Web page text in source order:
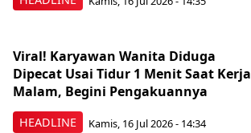
HEADLINE
Viral! Karyawan Wanita Diduga
Dipecat Usai Tidur 1 Menit Saat Kerja
Malam, Begini Pengakuannya
Kamis, 16 Jul 2026 - 14:34